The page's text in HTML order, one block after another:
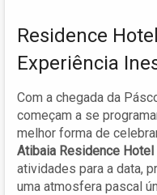
Residence
Experiência
Com a chegada da
começam a se
melhor forma de
Atibaia Residence Hotel
atividades para a data,
uma atmosfera pascal